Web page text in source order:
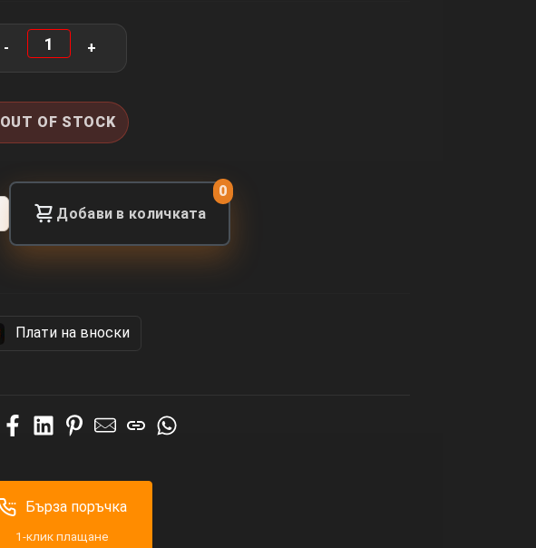
OUT OF STOCK
Добави в количката
0
Πлати на вноски
Бърза поръчка
1-клик плащане